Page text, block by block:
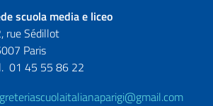
scuola media e liceo
rue Sédillot
Paris
01 45 55 86 22